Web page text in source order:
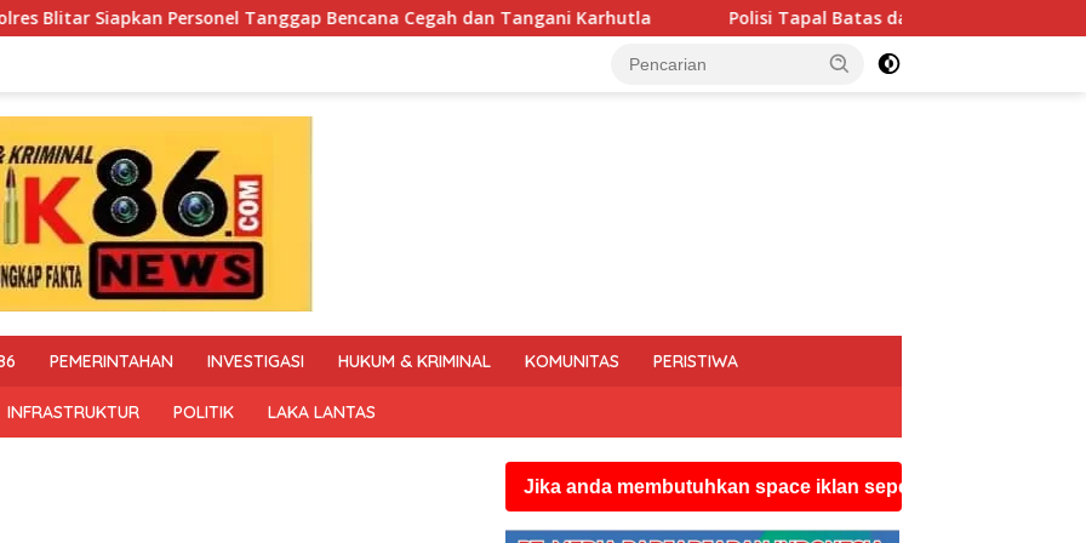
Bencana Cegah dan Tangani Karhutla Polisi Tapal Batas dan Pedalaman Hoegeng Awards 2026 Diraih Iptu
PEMERINTAHAN INVESTIGASI HUKUM & KRIMINAL KOMUNITAS PERISTIWA
INFRASTRUKTUR POLITIK LAKA LANTAS
Jika anda membutuhkan space iklan seperti ini silahkan hubungi